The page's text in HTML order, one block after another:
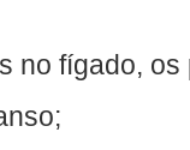
no fígado,